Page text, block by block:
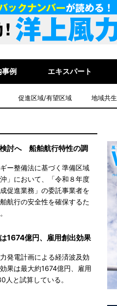
事例 エキスパート
促進区域/有望区域 地域共生
ー整備法に基づく準備区域
」において、「令和８年度
促進業務」の委託事業者を
航行の安全性を確保するた
討へ 船舶航行特性の調
発電計画による経済波及効
果は最大約1674億円、雇用
と試算している。
1674億円、雇用創出効果